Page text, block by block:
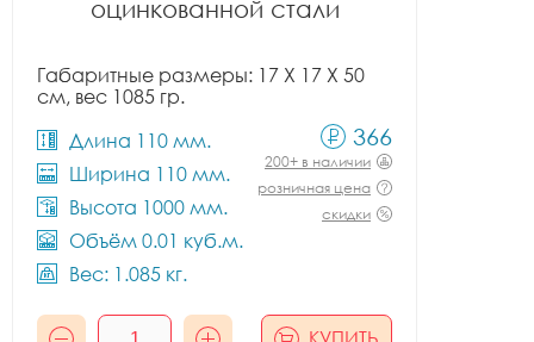
оцинкованной стали
Габаритные размеры: 17 X 17 X 50
см, вес 1085 гр.
Длина 110 мм.
Ширина 110 мм.
Высота 1000 мм.
Объём 0.01 куб.м.
Вес: 1.085 кг.
366
200+ в наличии
розничная цена
скидки